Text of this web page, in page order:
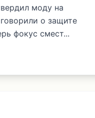
моду на
о защите
фокус смест...